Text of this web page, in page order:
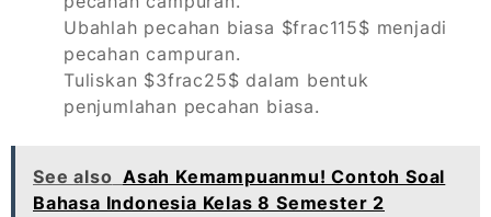
Ubahlah pecahan biasa $frac115$ menjadi
pecahan campuran.
Tuliskan $3frac25$ dalam bentuk
penjumlahan pecahan biasa.
See also Asah Kemampuanmu! Contoh Soal
Bahasa Indonesia Kelas 8 Semester 2